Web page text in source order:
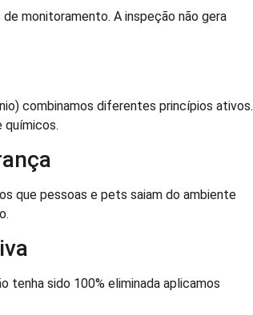
monitoramento. A inspeção não gera
combinamos diferentes princípios ativos.
químicos.
que pessoas e pets saiam do ambiente
tenha sido 100% eliminada aplicamos